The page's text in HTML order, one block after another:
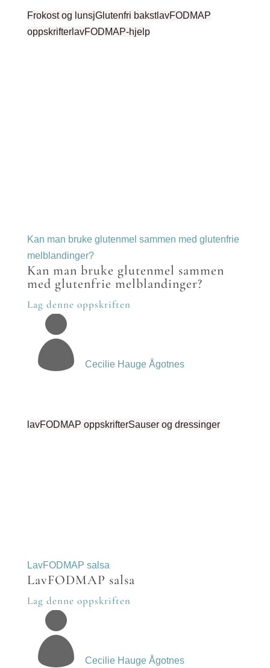
Frokost og lunsjGlutenfri bakstlavFODMAP
oppskrifterlavFODMAP-hjelp
Kan man bruke glutenmel sammen med glutenfrie
melblandinger?
Kan man bruke glutenmel sammen
med glutenfrie melblandinger?
Lag denne oppskriften
 Cecilie Hauge Ågotnes
lavFODMAP oppskrifterSauser og dressinger
LavFODMAP salsa
LavFODMAP salsa
Lag denne oppskriften
 Cecilie Hauge Ågotnes